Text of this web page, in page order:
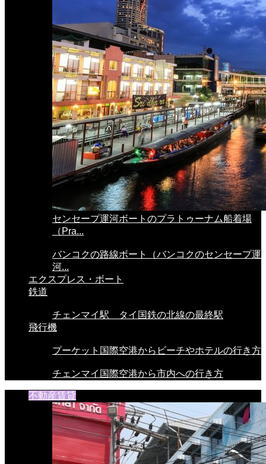
センセープ運河ボートのプラトゥーナム船着場
（Pra...
バンコクの路線ボート（バンコクのセンセープ運
河...
エクスプレス・ボート
鉄道
チェンマイ駅 タイ国鉄の北線の最終駅
飛行機
プーケット国際空港からビーチやホテルの行き方
チェンマイ国際空港から市内への行き方
不動産賃貸